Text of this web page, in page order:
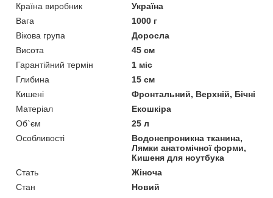
Країна виробник
Україна
Вага
1000 г
Вікова група
Доросла
Висота
45 см
Гарантійний термін
1 міс
Глибина
15 см
Кишені
Фронтальний, Верхній, Бічні
Матеріал
Екошкіра
Об`єм
25 л
Особливості
Водонепроникна тканина,
Лямки анатомічної форми,
Кишеня для ноутбука
Стать
Жіноча
Стан
Новий